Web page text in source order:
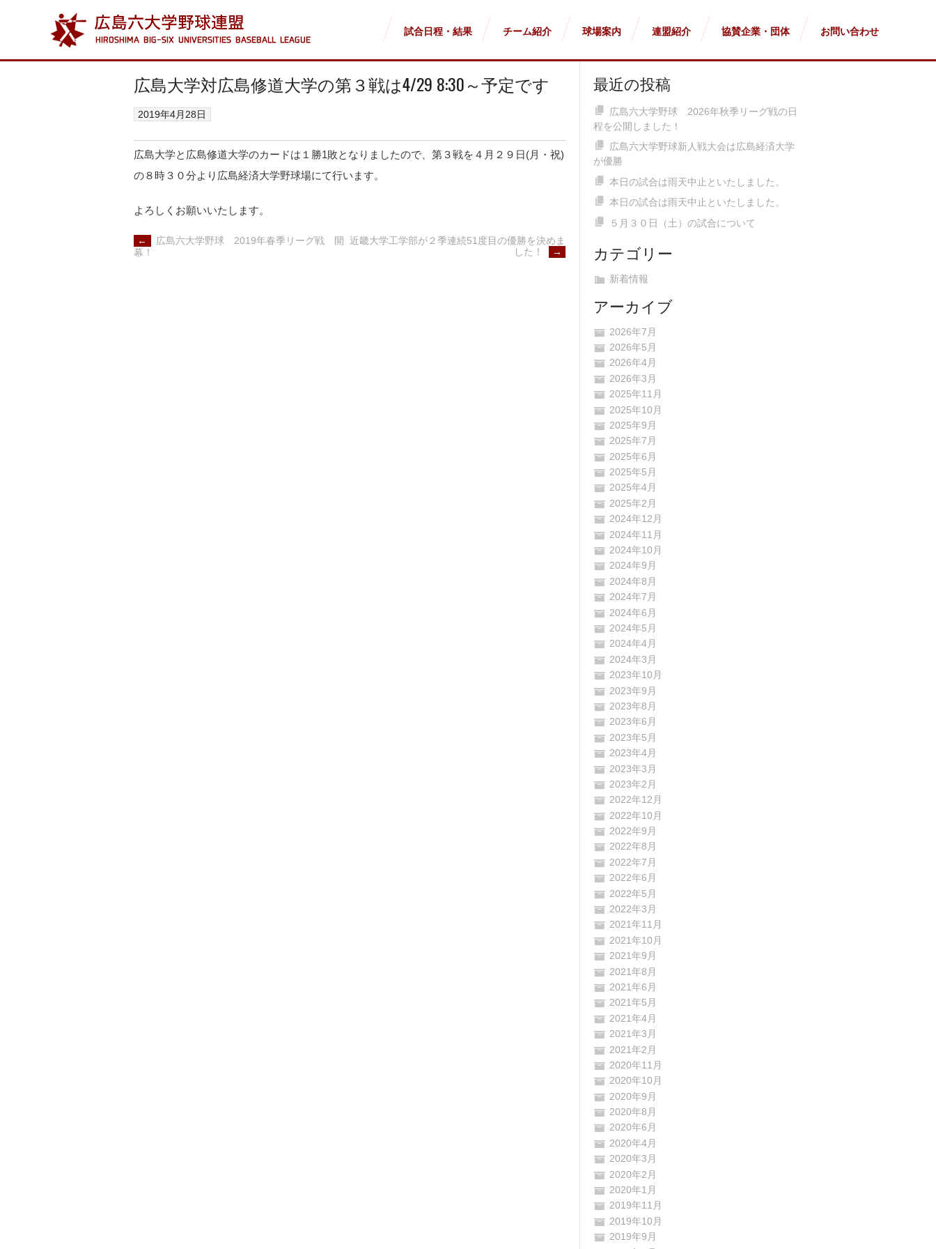
試合日程・結果 チーム紹介 球場案内 連盟紹介 協賛企業・団体 お問い合わせ
広島大学対広島修道大学の第３戦は4/29 8:30～予定です
2019年4月28日
広島大学と広島修道大学のカードは１勝1敗となりましたので、第３戦を４月２９日(月・祝)
の８時３０分より広島経済大学野球場にて行います。
よろしくお願いいたします。
POST
NAVIGATION
←
広島六大学野球 2019年春季リーグ戦 開
幕！
近畿大学工学部が２季連続51度目の優勝を決めま
した！
→
最近の投稿
広島六大学野球 2026年秋季リーグ戦の日
程を公開しました！
広島六大学野球新人戦大会は広島経済大学
が優勝
本日の試合は雨天中止といたしました。
本日の試合は雨天中止といたしました。
５月３０日（土）の試合について
カテゴリー
新着情報
アーカイブ
2026年7月
2026年5月
2026年4月
2026年3月
2025年11月
2025年10月
2025年9月
2025年7月
2025年6月
2025年5月
2025年4月
2025年2月
2024年12月
2024年11月
2024年10月
2024年9月
2024年8月
2024年7月
2024年6月
2024年5月
2024年4月
2024年3月
2023年10月
2023年9月
2023年8月
2023年6月
2023年5月
2023年4月
2023年3月
2023年2月
2022年12月
2022年10月
2022年9月
2022年8月
2022年7月
2022年6月
2022年5月
2022年3月
2021年11月
2021年10月
2021年9月
2021年8月
2021年6月
2021年5月
2021年4月
2021年3月
2021年2月
2020年11月
2020年10月
2020年9月
2020年8月
2020年6月
2020年4月
2020年3月
2020年2月
2020年1月
2019年11月
2019年10月
2019年9月